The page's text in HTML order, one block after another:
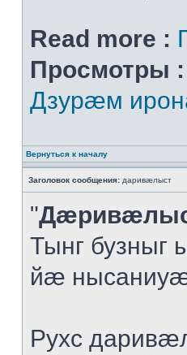
Read more :
Просмотры :
Дзурæм
Вернуться к началу
Заголовок сообщения: даривæлыст
"
Тынг
йæ
Рухс